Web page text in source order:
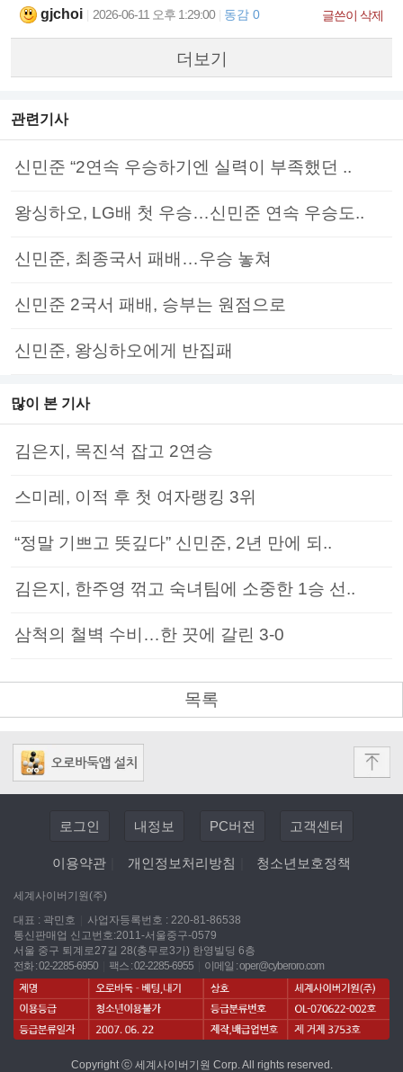
gjchoi 2026-06-11 오후 1:29:00 동감 0 글쓴이 삭제
더보기
관련기사
신민준 “2연속 우승하기엔 실력이 부족했던 ..
왕싱하오, LG배 첫 우승…신민준 연속 우승도..
신민준, 최종국서 패배…우승 놓쳐
신민준 2국서 패배, 승부는 원점으로
신민준, 왕싱하오에게 반집패
많이 본 기사
김은지, 목진석 잡고 2연승
스미레, 이적 후 첫 여자랭킹 3위
“정말 기쁘고 뜻깊다” 신민준, 2년 만에 되..
김은지, 한주영 꺾고 숙녀팀에 소중한 1승 선..
삼척의 철벽 수비…한 끗에 갈린 3-0
목록
로그인 내정보 PC버전 고객센터
이용약관 개인정보처리방침 청소년보호정책
세계사이버기원(주)
대표 : 곽민호
사업자등록번호 : 220-81-86538
통신판매업 신고번호:2011-서울중구-0579
서울 중구 퇴계로27길 28(충무로3가) 한영빌딩 6층
전화 : 02-2285-6950
팩스 : 02-2285-6955 이메일 :oper@cyberoro.com
Copyright ⓒ 세계사이버기원 Corp. All rights reserved.